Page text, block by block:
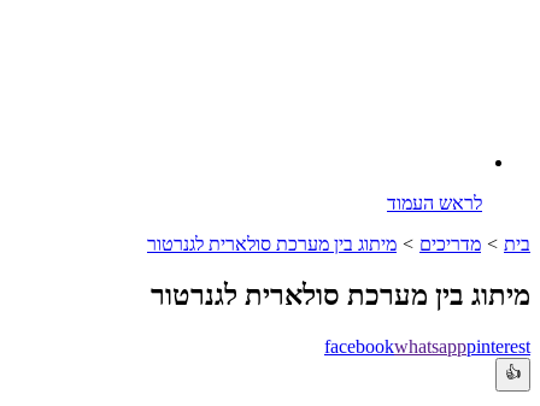
לראש העמוד
בית > מדריכים > מיתוג בין מערכת סולארית לגנרטור
מיתוג בין מערכת סולארית לגנרטור
facebookwhatsapppinterest
👍